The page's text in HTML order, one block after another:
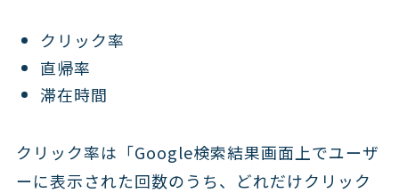
クリック率
直帰率
滞在時間
クリック率は「Google検索結果画面上でユーザ
ーに表示された回数のうち、どれだけクリック